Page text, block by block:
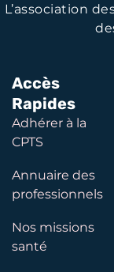
L’association
Accès
Rapides
Adhérer à la
CPTS
Annuaire des
professionnels
Nos missions
santé